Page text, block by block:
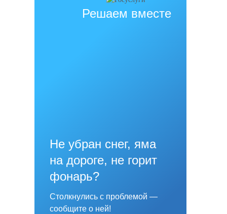
Решаем вместе
Не убран снег, яма
на дороге, не горит
фонарь?
Столкнулись с проблемой —
сообщите о ней!